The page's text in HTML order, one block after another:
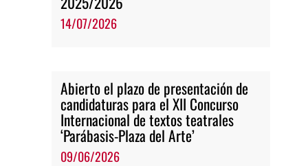
14/07/2026
Abierto el plazo de presentación de
candidaturas para el XII Concurso
Internacional de textos teatrales
‘Parábasis-Plaza del Arte’
09/06/2026